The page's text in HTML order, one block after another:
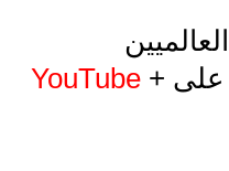
على
YouTube +